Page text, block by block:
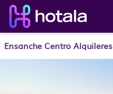
Ensanche Centro Alquileres